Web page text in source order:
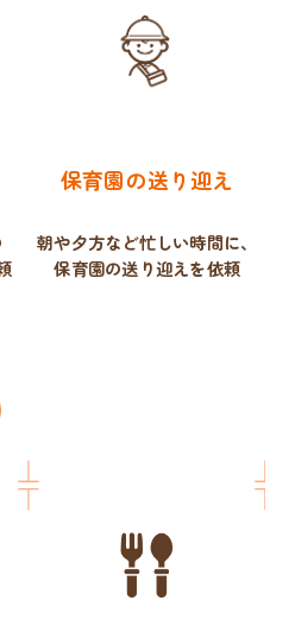
保育園の送り迎え
朝や夕方など忙しい時間に、
保育園の送り迎えを依頼